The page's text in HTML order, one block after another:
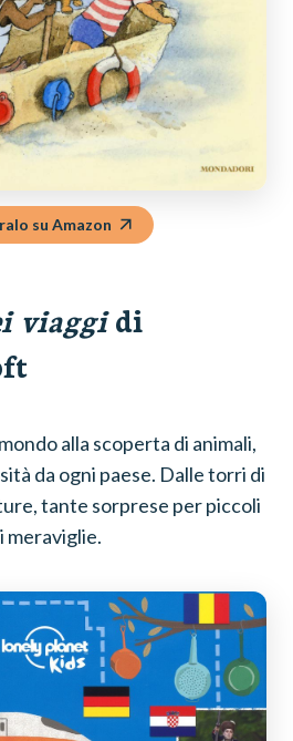
su Amazon
viaggidi
alla scoperta di animali,
da ogni paese. Dalle torri di
tante sorprese per piccoli
meraviglie.